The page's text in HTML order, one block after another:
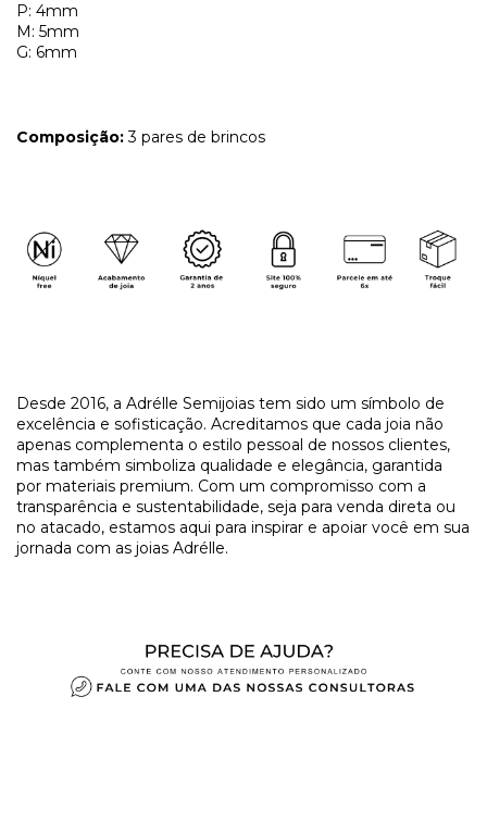
P: 4mm
M: 5mm
G: 6mm
Composição:3 pares de brincos
​Desde 2016, a Adrélle Semijoias tem sido um símbolo de
excelência e sofisticação. Acreditamos que cada joia não
apenas complementa o estilo pessoal de nossos clientes,
mas também simboliza qualidade e elegância, garantida
por materiais premium. Com um compromisso com a
transparência e sustentabilidade, seja para venda direta ou
no atacado, estamos aqui para inspirar e apoiar você em sua
jornada com as joias Adrélle.